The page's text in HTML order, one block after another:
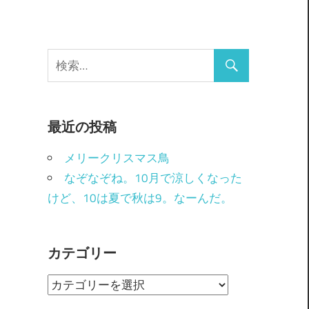
最近の投稿
メリークリスマス鳥
なぞなぞね。10月で涼しくなった
けど、10は夏で秋は9。なーんだ。
カテゴリー
カ